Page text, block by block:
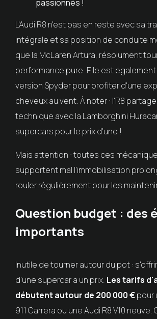
passionnés !
L'Audi R8 n'est pas en reste avec sa
intégrale et sa position de conduite
que la McLaren Artura, résolument
performance pure. Elle est
version Spyder pour profiter d'une
cheveux au vent. À noter : l'R8
technique avec la Lamborghini
supercars pour le prix d'une !
Mais attention : toutes ces
supportent mal l'immobilisation
rouler régulièrement pour les
Question budget : des
importants
Inutile de tourner autour du pot :
d'une supercar a un prix. Les tarifs
débutent autour de 200 000 €pour
911 Carrera ou une Audi R8 V10